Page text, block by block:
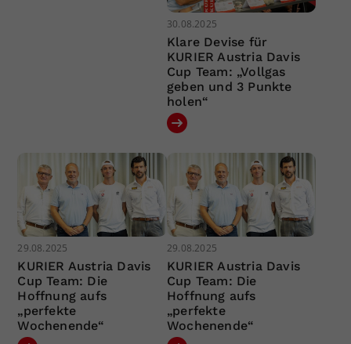
30.08.2025
Klare Devise für
KURIER Austria Davis
Cup Team: „Vollgas
geben und 3 Punkte
holen“
29.08.2025
KURIER Austria Davis
Cup Team: Die
Hoffnung aufs
„perfekte
Wochenende“
29.08.2025
KURIER Austria Davis
Cup Team: Die
Hoffnung aufs
„perfekte
Wochenende“